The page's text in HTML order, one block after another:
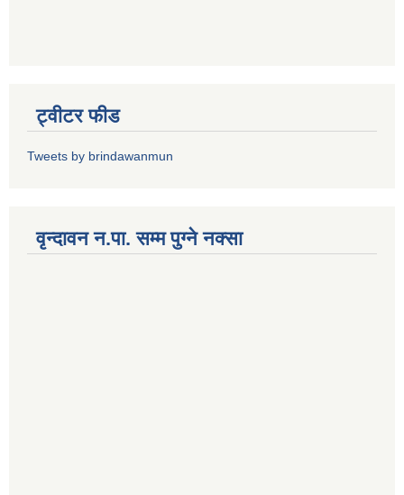
ट्वीटर फीड
Tweets by brindawanmun
वृन्दावन न.पा. सम्म पुग्ने नक्सा